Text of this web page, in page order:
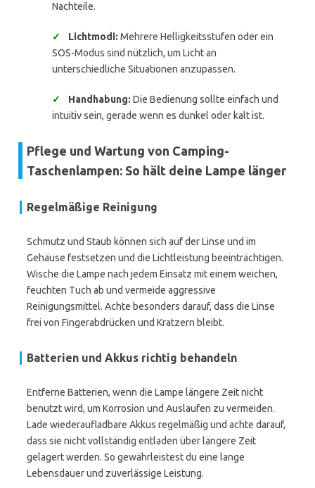
Nachteile.
✓ Lichtmodi: Mehrere Helligkeitsstufen oder ein
SOS-Modus sind nützlich, um Licht an
unterschiedliche Situationen anzupassen.
✓ Handhabung: Die Bedienung sollte einfach und
intuitiv sein, gerade wenn es dunkel oder kalt ist.
Pflege und Wartung von Camping-
Taschenlampen: So hält deine Lampe länger
Regelmäßige Reinigung
Schmutz und Staub können sich auf der Linse und im
Gehäuse festsetzen und die Lichtleistung beeinträchtigen.
Wische die Lampe nach jedem Einsatz mit einem weichen,
feuchten Tuch ab und vermeide aggressive
Reinigungsmittel. Achte besonders darauf, dass die Linse
frei von Fingerabdrücken und Kratzern bleibt.
Batterien und Akkus richtig behandeln
Entferne Batterien, wenn die Lampe längere Zeit nicht
benutzt wird, um Korrosion und Auslaufen zu vermeiden.
Lade wiederaufladbare Akkus regelmäßig und achte darauf,
dass sie nicht vollständig entladen über längere Zeit
gelagert werden. So gewährleistest du eine lange
Lebensdauer und zuverlässige Leistung.